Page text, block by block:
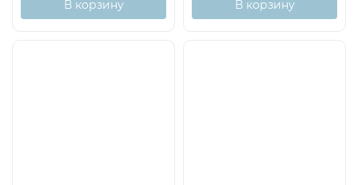
В корзину В корзину